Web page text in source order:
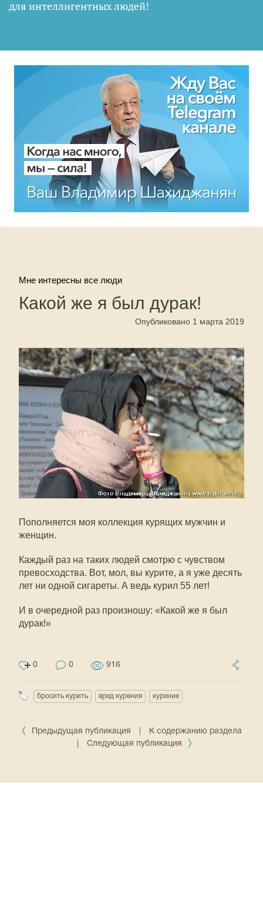
для интеллигентных людей!
Мне интересны все люди
Какой же я был дурак!
Опубликовано 1 марта 2019
Пополняется моя коллекция курящих мужчин и
женщин.
Каждый раз на таких людей смотрю с чувством
превосходства. Вот, мол, вы курите, а я уже десять
лет ни одной сигареты. А ведь курил 55 лет!
И в очередной раз произношу: «Какой же я был
дурак!»
0 0 916
бросить курить вред курения курение
Предыдущая публикация
К содержанию раздела
Следующая публикация